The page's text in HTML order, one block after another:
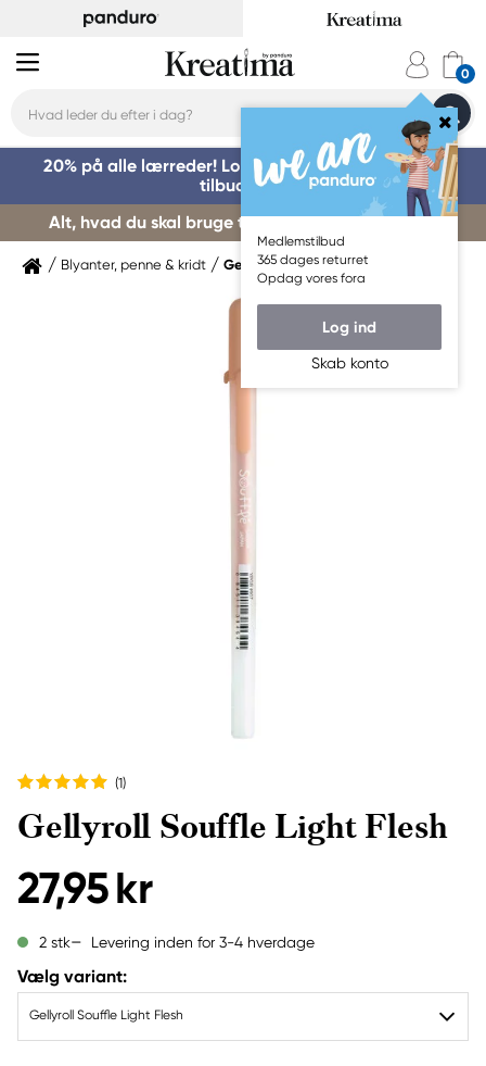
Medlemstilbud
365 dages returret
Opdag vores fora
Log ind
Skab konto
20% på alle lærreder! Log på for at benytte dig af
tilbuddet »
Alt, hvad du skal bruge til kursusstart – køb her »
Blyanter, penne & kridt Gelpenne
(1)
Gellyroll Souffle Light Flesh
27,95 kr
2 stk Levering inden for 3-4 hverdage
Vælg variant:
Gellyroll Souffle Light Flesh